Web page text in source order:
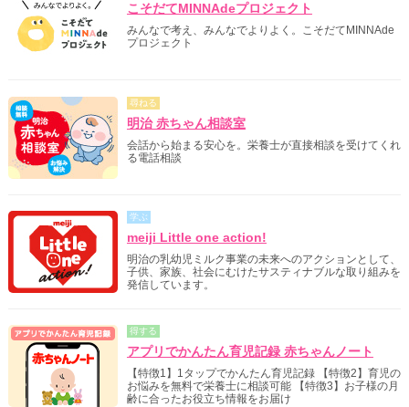
こそだてMINNAdeプロジェクト
みんなで考え、みんなでよりよく。こそだてMINNAde
プロジェクト
尋ねる
明治 赤ちゃん相談室
会話から始まる安心を。栄養士が直接相談を受けてくれ
る電話相談
学ぶ
meiji Little one action!
明治の乳幼児ミルク事業の未来へのアクションとして、
子供、家族、社会にむけたサスティナブルな取り組みを
発信しています。
得する
アプリでかんたん育児記録 赤ちゃんノート
【特徴1】1タップでかんたん育児記録 【特徴2】育児の
お悩みを無料で栄養士に相談可能 【特徴3】お子様の月
齢に合ったお役立ち情報をお届け